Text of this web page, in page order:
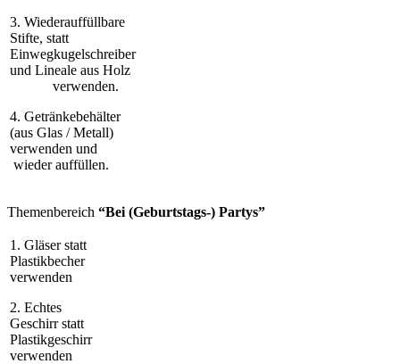
3. Wiederauffüllbare
Stifte, statt
Einwegkugelschreiber
und Lineale aus Holz
verwenden.
4. Getränkebehälter
(aus Glas / Metall)
verwenden und
wieder auffüllen.
Themenbereich “Bei (Geburtstags-) Partys”
1. Gläser statt
Plastikbecher
verwenden
2. Echtes
Geschirr statt
Plastikgeschirr
verwenden